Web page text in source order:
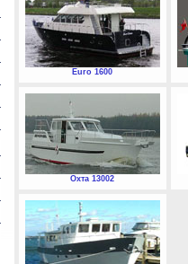
Euro 1600
Охта 13002